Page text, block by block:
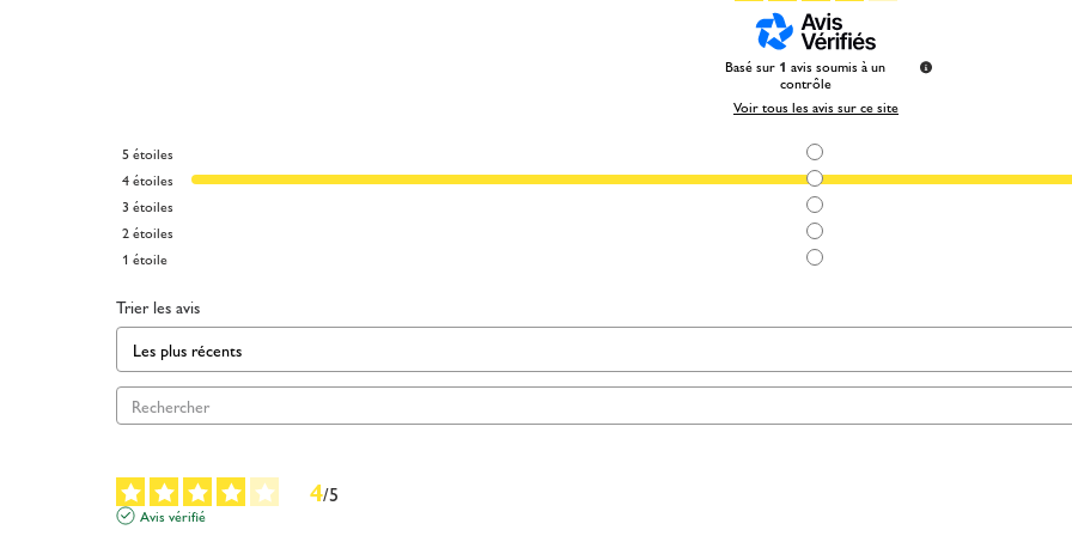
Basé sur 1 avis soumis à un
contrôle
Voir tous les avis sur ce site
5étoiles
4étoiles
3 étoiles
2étoiles
1 étoile
Trier les avis
4/5
Avis vérifié